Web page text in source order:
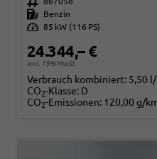
Kraftstoff
Benzin
Leistung 85 kW (116 PS)
24.344,– €
incl. 19% MwSt.
Verbrauch kombiniert: 5,50
CO2-Klasse: D
CO2-Emissionen: 120,00 g/